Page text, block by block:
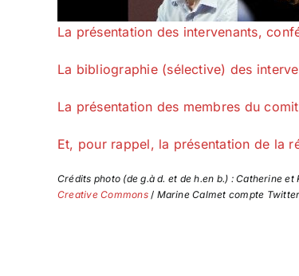
La présentation des intervenants,
La bibliographie (sélective) des
La présentation des membres du
Et, pour rappel, la présentation de la
Crédits photo (de g.à d. et de h.en b.) : Catherine
Creative Commons/ Marine Calmet compte